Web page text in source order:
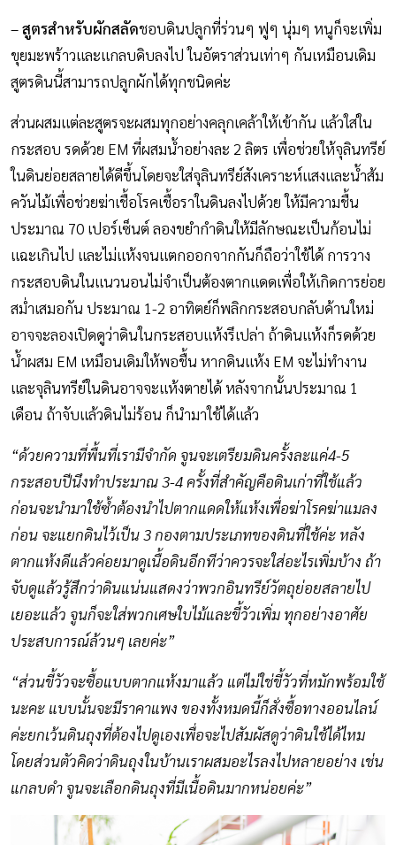
–สูตรสำหรับผักสลัดชอบดินปลูกที่ร่วนๆ ฟูๆ นุ่มๆ หนูก็จะเพิ่ม
ขุยมะพร้าวและแกลบดิบลงไป ในอัตราส่วนเท่าๆ กันเหมือนเดิม
สูตรดินนี้สามารถปลูกผักได้ทุกชนิดค่ะ
ส่วนผสมแต่ละสูตรจะผสมทุกอย่างคลุกเคล้าให้เข้ากัน แล้วใส่ใน
กระสอบ รดด้วย EM ที่ผสมน้ำอย่างละ 2 ลิตร เพื่อช่วยให้จุลินทรีย์
ในดินย่อยสลายได้ดีขึ้นโดยจะใส่จุลินทรีย์สังเคราะห์แสงและน้ำส้ม
ควันไม้เพื่อช่วยฆ่าเชื้อโรคเชื้อราในดินลงไปด้วย ให้มีความชื้น
ประมาณ 70 เปอร์เซ็นต์ ลองขยำกำดินให้มีลักษณะเป็นก้อนไม่
แฉะเกินไป และไม่แห้งจนแตกออกจากกันก็ถือว่าใช้ได้ การวาง
กระสอบดินในแนวนอนไม่จำเป็นต้องตากแดดเพื่อให้เกิดการย่อย
สม่ำเสมอกัน ประมาณ 1-2 อาทิตย์ก็พลิกกระสอบกลับด้านใหม่
อาจจะลองเปิดดูว่าดินในกระสอบแห้งรึเปล่า ถ้าดินแห้งก็รดด้วย
น้ำผสม EM เหมือนเดิมให้พอชื้น หากดินแห้ง EM จะไม่ทำงาน
และจุลินทรีย์ในดินอาจจะแห้งตายได้ หลังจากนั้นประมาณ 1
เดือน ถ้าจับแล้วดินไม่ร้อน ก็นำมาใช้ได้แล้ว
“ด้วยความที่พื้นที่เรามีจำกัด จูนจะเตรียมดินครั้งละแค่4-5
กระสอบปีนึงทำประมาณ 3-4 ครั้งที่สำคัญคือดินเก่าที่ใช้แล้ว
ก่อนจะนำมาใช้ซ้ำต้องนำไปตากแดดให้แห้งเพื่อฆ่าโรคฆ่าแมลง
ก่อน จะแยกดินไว้เป็น 3 กองตามประเภทของดินที่ใช้ค่ะ หลัง
ตากแห้งดีแล้วค่อยมาดูเนื้อดินอีกทีว่าควรจะใส่อะไรเพิ่มบ้าง ถ้า
จับดูแล้วรู้สึกว่าดินแน่นแสดงว่าพวกอินทรีย์วัตถุย่อยสลายไป
เยอะแล้ว จูนก็จะใส่พวกเศษใบไม้และขี้วัวเพิ่ม ทุกอย่างอาศัย
ประสบการณ์ล้วนๆ เลยค่ะ”
“ส่วนขี้วัวจะซื้อแบบตากแห้งมาแล้ว แต่ไม่ใช่ขี้วัวที่หมักพร้อมใช้
นะคะ แบบนั้นจะมีราคาแพง ของทั้งหมดนี้ก็สั่งซื้อทางออนไลน์
ค่ะยกเว้นดินถุงที่ต้องไปดูเองเพื่อจะไปสัมผัสดูว่าดินใช้ได้ไหม
โดยส่วนตัวคิดว่าดินถุงในบ้านเราผสมอะไรลงไปหลายอย่าง เช่น
แกลบดำ จูนจะเลือกดินถุงที่มีเนื้อดินมากหน่อยค่ะ”